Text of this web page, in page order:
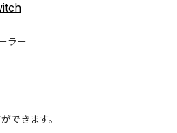
ラー
できます。